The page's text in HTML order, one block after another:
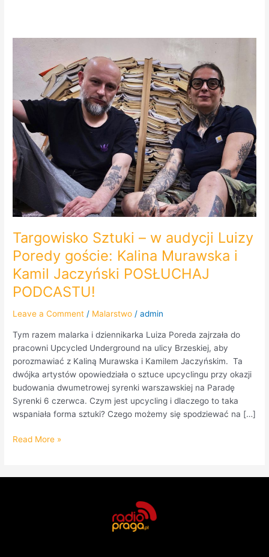
Targowisko Sztuki – w audycji Luizy
Poredy goście: Kalina Murawska i
Kamil Jaczyński POSŁUCHAJ
PODCASTU!
Leave a Comment / Malarstwo /admin
Tym razem malarka i dziennikarka Luiza Poreda zajrzała do
pracowni Upcycled Underground na ulicy Brzeskiej, aby
porozmawiać z Kaliną Murawska i Kamilem Jaczyńskim. Ta
dwójka artystów opowiedziała o sztuce upcyclingu przy okazji
budowania dwumetrowej syrenki warszawskiej na Paradę
Syrenki 6 czerwca. Czym jest upcycling i dlaczego to taka
wspaniała forma sztuki? Czego możemy się spodziewać na […]
Targowisko
audycji
Luizy
Poredy
goście:
Kalina
Murawska
i
Jaczyński
POSŁUCHAJ
Read More »